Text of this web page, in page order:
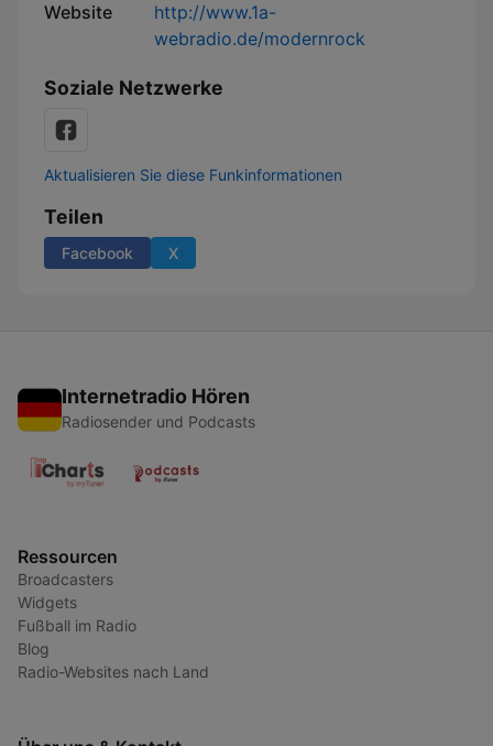
Website
http://www.1a-
webradio.de/modernrock
Soziale Netzwerke
Aktualisieren Sie diese Funkinformationen
Teilen
Facebook X
Internetradio Hören
Radiosender und Podcasts
Ressourcen
Broadcasters
Widgets
Fußball im Radio
Blog
Radio-Websites nach Land